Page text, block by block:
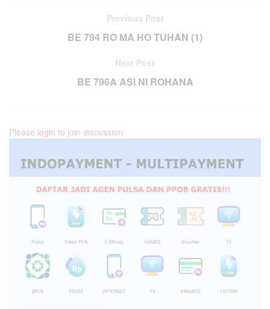
Previous Post
BE 794 RO MA HO TUHAN (1)
Next Post
BE 796A ASI NI ROHANA
Please login to join discussion